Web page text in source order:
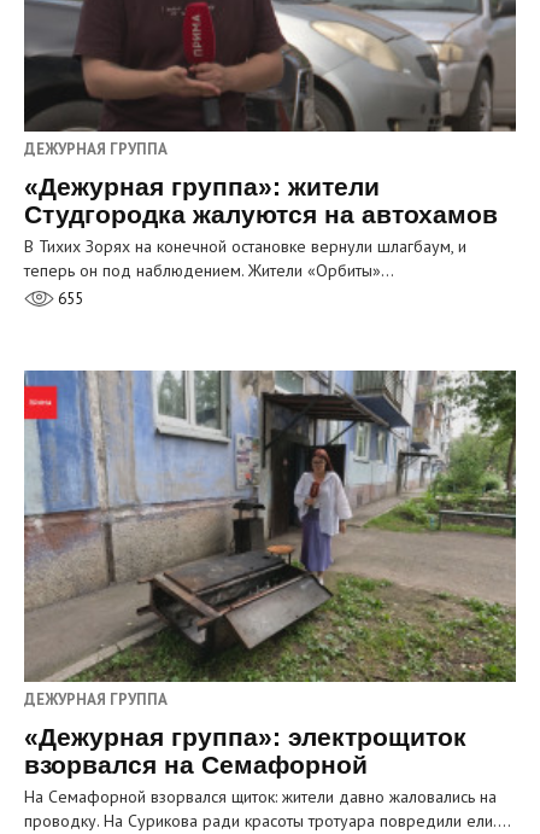
ДЕЖУРНАЯ ГРУППА
«Дежурная группа»: жители
Студгородка жалуются на автохамов
В Тихих Зорях на конечной остановке вернули шлагбаум, и
теперь он под наблюдением. Жители «Орбиты»…
655
ДЕЖУРНАЯ ГРУППА
«Дежурная группа»: электрощиток
взорвался на Семафорной
На Семафорной взорвался щиток: жители давно жаловались на
проводку. На Сурикова ради красоты тротуара повредили ели.…